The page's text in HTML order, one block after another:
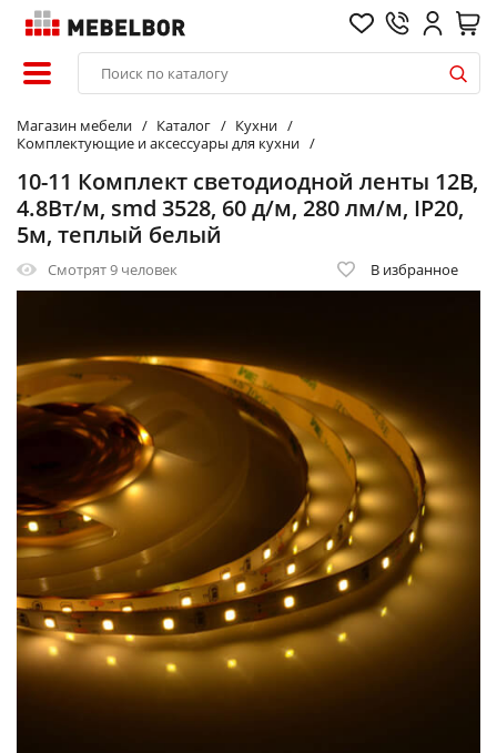
Магазин мебели Каталог
Кухни
Комплектующие и аксессуары для кухни
10-11 Комплект светодиодной ленты 12В,
4.8Вт/м, smd 3528, 60 д/м, 280 лм/м, IP20,
5м, теплый белый
Смотрят9 человек В избранное